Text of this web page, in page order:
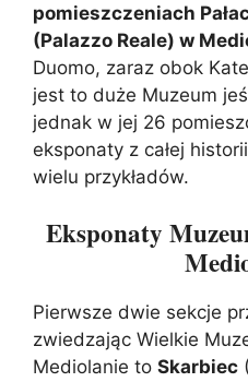
pomieszczeniach
(Palazzo Reale) w
Duomo, zaraz obok
jest to duże Muzeum
jednak w jej 26
eksponaty z całej
wielu przykładów.
Eksponaty
Pierwsze dwie sekcje
zwiedzając Wielkie
Mediolanie to Skarbiec